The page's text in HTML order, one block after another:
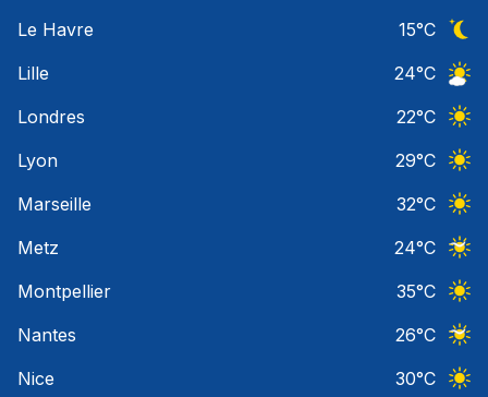
Le Havre
15°C
Lille
24°C
Londres
22°C
Lyon
29°C
Marseille
32°C
Metz
24°C
Montpellier
35°C
Nantes
26°C
Nice
30°C